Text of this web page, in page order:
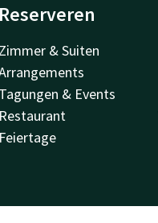
Reserveren
Zimmer & Suiten
Tagungen & Events
Restaurant
Feiertage